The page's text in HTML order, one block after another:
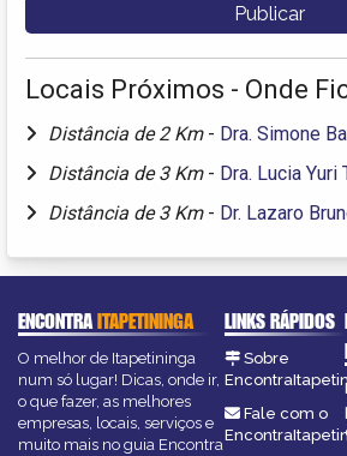
Locais Próximos - Onde
Distância de 2 Km - Dra. Simone
Distância de 3 Km - Dra. Lucia Yuri
Distância de 3 Km - Dr. Lazaro
ENCONTRAITAPETININGA
O melhor de Itapetininga
num só lugar! Dicas, onde ir,
o que fazer, as melhores
empresas, locais, serviços e
muito mais no guia Encontra
LINKS RÁPIDOS
Sobre
Fale com o